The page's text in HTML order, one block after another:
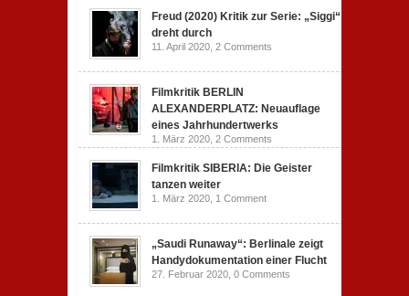
Freud (2020) Kritik zur Serie: „Siggi“
dreht durch
11. April 2020, 2 Comments
Filmkritik BERLIN
ALEXANDERPLATZ: Neuauflage
eines Jahrhundertwerks
1. März 2020, 2 Comments
Filmkritik SIBERIA: Die Geister
tanzen weiter
1. März 2020, 1 Comment
„Saudi Runaway“: Berlinale zeigt
Handydokumentation einer Flucht
27. Februar 2020, 0 Comments